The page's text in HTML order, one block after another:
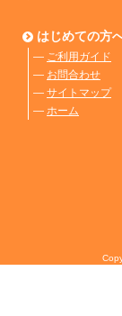
はじめての方
― ご利用ガイド
― お問合わせ
― サイトマップ
― ホーム